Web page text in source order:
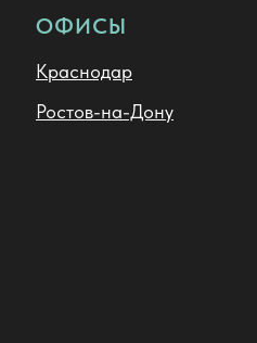
ОФИСЫ
Краснодар
Ростов-на-Дону